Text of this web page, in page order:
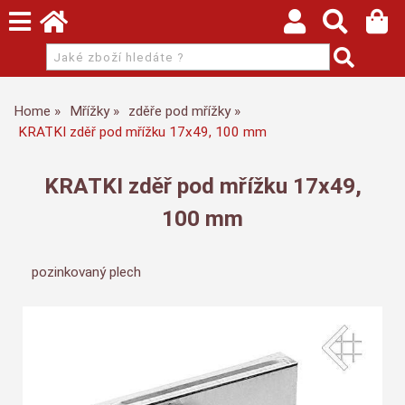
Home Mřížky
zděře pod mřížky
KRATKI zděř pod mřížku 17x49, 100 mm
KRATKI zděř pod mřížku 17x49,
100 mm
pozinkovaný plech